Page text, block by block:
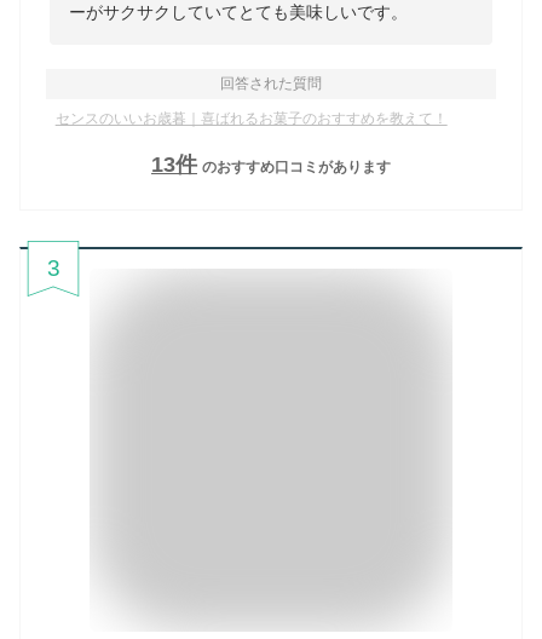
ーがサクサクしていてとても美味しいです。
回答された質問
センスのいいお歳暮｜喜ばれるお菓子のおすすめを教えて！
13件 のおすすめ口コミがあります
3